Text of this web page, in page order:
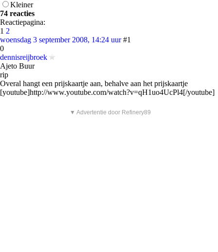
Kleiner
74 reacties
Reactiepagina:
1 2
woensdag 3 september 2008, 14:24 uur #1
0
dennisreijbroek
Ajeto Buur
rip
Overal hangt een prijskaartje aan, behalve aan het prijskaartje
[youtube]http://www.youtube.com/watch?v=qH1uo4UcPl4[/youtube]
▼ Advertentie door Refinery89